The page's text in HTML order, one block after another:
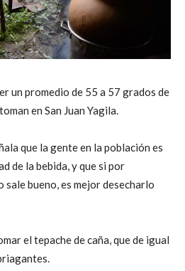
un promedio de 55 a 57 grados de
en San Juan Yagila.
que la gente en la población es
de la bebida, y que si por
bueno, es mejor desecharlo
el tepache de caña, que de igual